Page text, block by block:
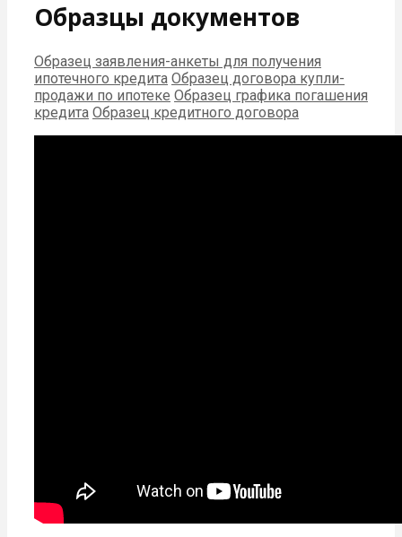
Образцы документов
Образец заявления-анкеты для получения
ипотечного кредита Образец договора купли-
продажи по ипотеке Образец графика погашения
кредита Образец кредитного договора